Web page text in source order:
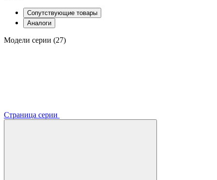
Сопутствующие товары
Аналоги
Модели серии (27)
Страница серии